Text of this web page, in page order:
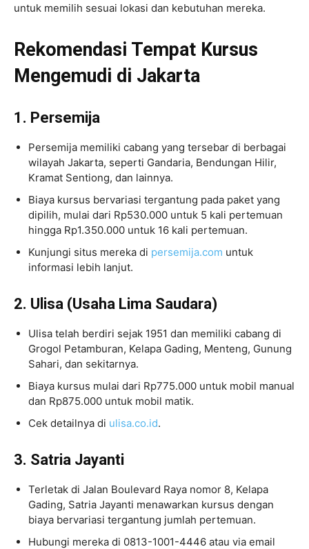
untuk memilih sesuai lokasi dan kebutuhan mereka.
Rekomendasi Tempat Kursus
Mengemudi di Jakarta
1. Persemija
Persemija memiliki cabang yang tersebar di berbagai
wilayah Jakarta, seperti Gandaria, Bendungan Hilir,
Kramat Sentiong, dan lainnya.
Biaya kursus bervariasi tergantung pada paket yang
dipilih, mulai dari Rp530.000 untuk 5 kali pertemuan
hingga Rp1.350.000 untuk 16 kali pertemuan.
Kunjungi situs mereka di persemija.com untuk
informasi lebih lanjut.
2. Ulisa (Usaha Lima Saudara)
Ulisa telah berdiri sejak 1951 dan memiliki cabang di
Grogol Petamburan, Kelapa Gading, Menteng, Gunung
Sahari, dan sekitarnya.
Biaya kursus mulai dari Rp775.000 untuk mobil manual
dan Rp875.000 untuk mobil matik.
Cek detailnya di ulisa.co.id.
3. Satria Jayanti
Terletak di Jalan Boulevard Raya nomor 8, Kelapa
Gading, Satria Jayanti menawarkan kursus dengan
biaya bervariasi tergantung jumlah pertemuan.
Hubungi mereka di 0813-1001-4446 atau via email